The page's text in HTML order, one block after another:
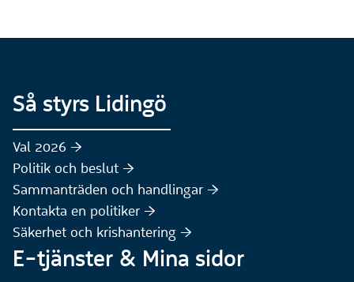
Så styrs Lidingö
Val 2026 :höger:
Politik och beslut :höger:
Sammanträden och handlingar :höger:
Kontakta en politiker :höger:
Säkerhet och krishantering :höger:
E-tjänster & Mina sidor